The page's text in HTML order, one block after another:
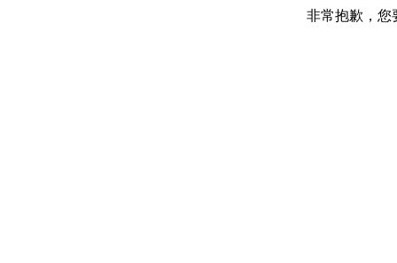
非常抱歉，您